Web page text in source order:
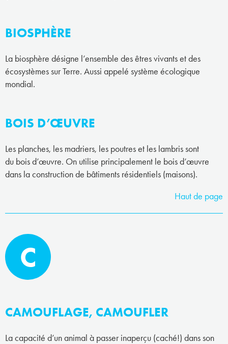
BIOSPHÈRE
La biosphère désigne l’ensemble des êtres vivants et des
écosystèmes sur Terre. Aussi appelé système écologique
mondial.
BOIS D’ŒUVRE
Les planches, les madriers, les poutres et les lambris sont
du bois d’œuvre. On utilise principalement le bois d’œuvre
dans la construction de bâtiments résidentiels (maisons).
Haut de page
C
CAMOUFLAGE, CAMOUFLER
La capacité d’un animal à passer inaperçu (caché!) dans son